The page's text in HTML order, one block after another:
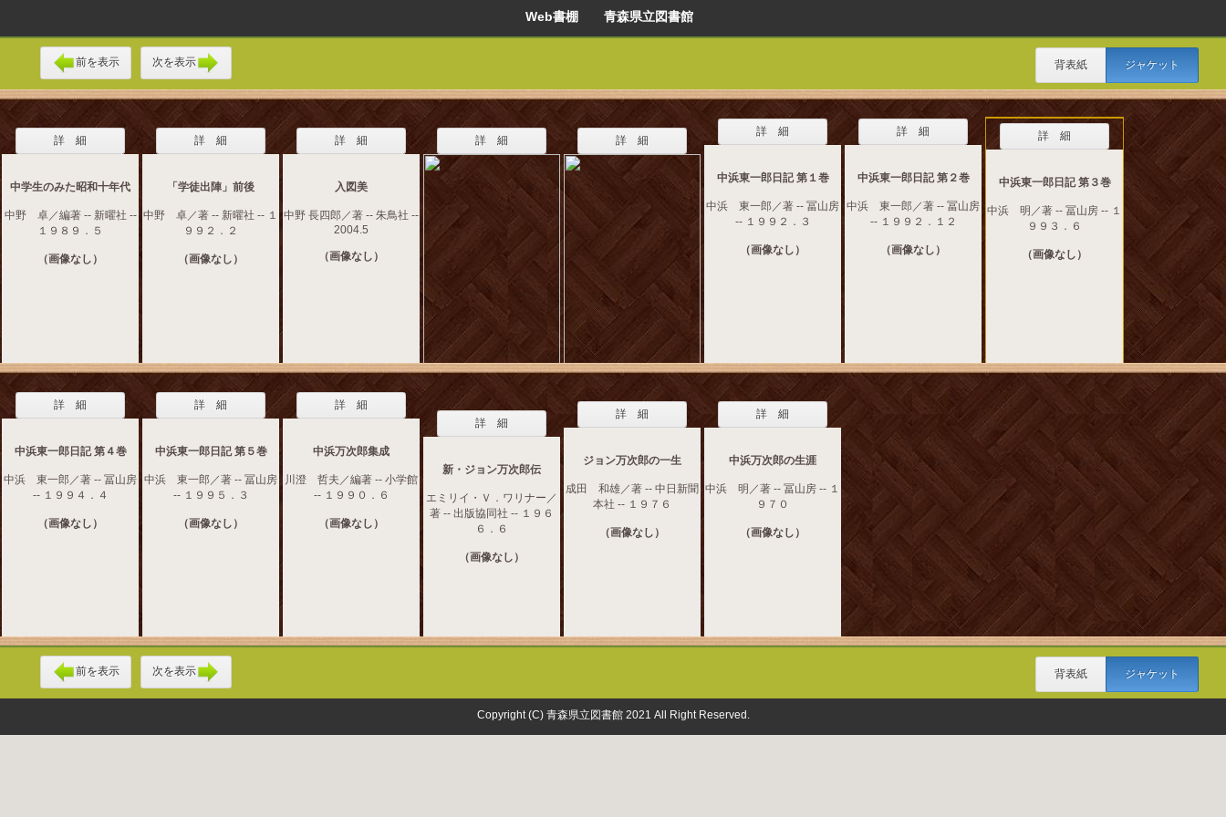
Web書棚 青森県立図書館
前を表示 次を表示 背表紙 ジャケット
詳 細
中学生のみた昭和十年代
中野 卓／編著 -- 新曜社 --
１９８９．５
（画像なし）
詳 細
「学徒出陣」前後
中野 卓／著 -- 新曜社 -- １
９９２．２
（画像なし）
詳 細
入図美
中野 長四郎／著 -- 朱鳥社 --
2004.5
（画像なし）
詳 細 詳 細
詳 細
中浜東一郎日記 第１巻
中浜 東一郎／著 -- 冨山房
-- １９９２．３
（画像なし）
詳 細
中浜東一郎日記 第２巻
中浜 東一郎／著 -- 冨山房
-- １９９２．１２
（画像なし）
詳 細
中浜東一郎日記 第３巻
中浜 明／著 -- 冨山房 -- １
９９３．６
（画像なし）
詳 細
中浜東一郎日記 第４巻
中浜 東一郎／著 -- 冨山房
-- １９９４．４
（画像なし）
詳 細
中浜東一郎日記 第５巻
中浜 東一郎／著 -- 冨山房
-- １９９５．３
（画像なし）
詳 細
中浜万次郎集成
川澄 哲夫／編著 -- 小学館
-- １９９０．６
（画像なし）
詳 細
新・ジョン万次郎伝
エミリイ・Ｖ．ワリナー／
著 -- 出版協同社 -- １９６
６．６
（画像なし）
詳 細
ジョン万次郎の一生
成田 和雄／著 -- 中日新聞
本社 -- １９７６
（画像なし）
詳 細
中浜万次郎の生涯
中浜 明／著 -- 冨山房 -- １
９７０
（画像なし）
前を表示 次を表示 背表紙 ジャケット
Copyright (C) 青森県立図書館 2021 All Right Reserved.